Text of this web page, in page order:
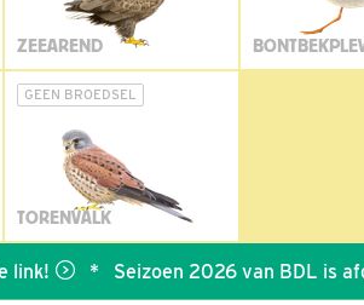
ZEEAREND
GEEN BROEDSEL
TORENVALK
*Seizoen 2026 van BDL is